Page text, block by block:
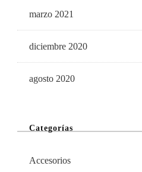
marzo 2021
diciembre 2020
agosto 2020
Categorías
Accesorios